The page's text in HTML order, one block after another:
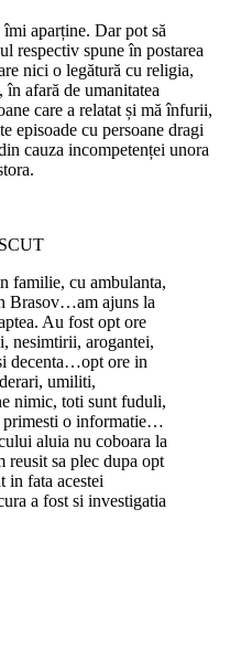
aparține. Dar pot să
respectiv spune în postarea
nici o legătură cu religia,
în afară de umanitatea
care a relatat și mă înfurii,
episoade cu persoane dragi
cauza incompetenței unora
familie, cu ambulanta,
Brasov…am ajuns la
Au fost opt ore
nesimtirii, arogantei,
decenta…opt ore in
umiliti,
nimic, toti sunt fuduli,
primesti o informatie…
aluia nu coboara la
reusit sa plec dupa opt
in fata acestei
a fost si investigatia